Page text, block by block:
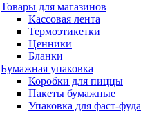
Товары для магазинов
Кассовая лента
Термоэтикетки
Ценники
Бланки
Бумажная упаковка
Коробки для пиццы
Пакеты бумажные
Упаковка для фаст-фуда